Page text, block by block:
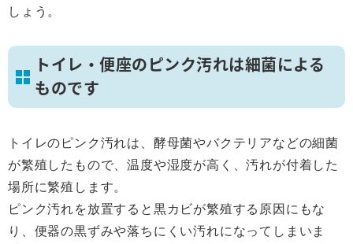
しょう。
トイレ・便座のピンク汚れは細菌による
ものです
トイレのピンク汚れは、酵母菌やバクテリアなどの細菌
が繁殖したもので、温度や湿度が高く、汚れが付着した
場所に繁殖します。
ピンク汚れを放置すると黒カビが繁殖する原因にもな
り、便器の黒ずみや落ちにくい汚れになってしまいま